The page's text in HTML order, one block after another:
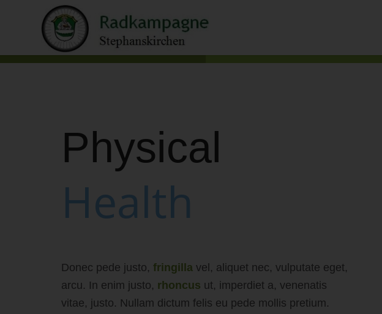
Physical
Health
Donec pede justo, fringilla vel, aliquet nec, vulputate eget,
arcu. In enim justo, rhoncus ut, imperdiet a, venenatis
vitae, justo. Nullam dictum felis eu pede mollis pretium.